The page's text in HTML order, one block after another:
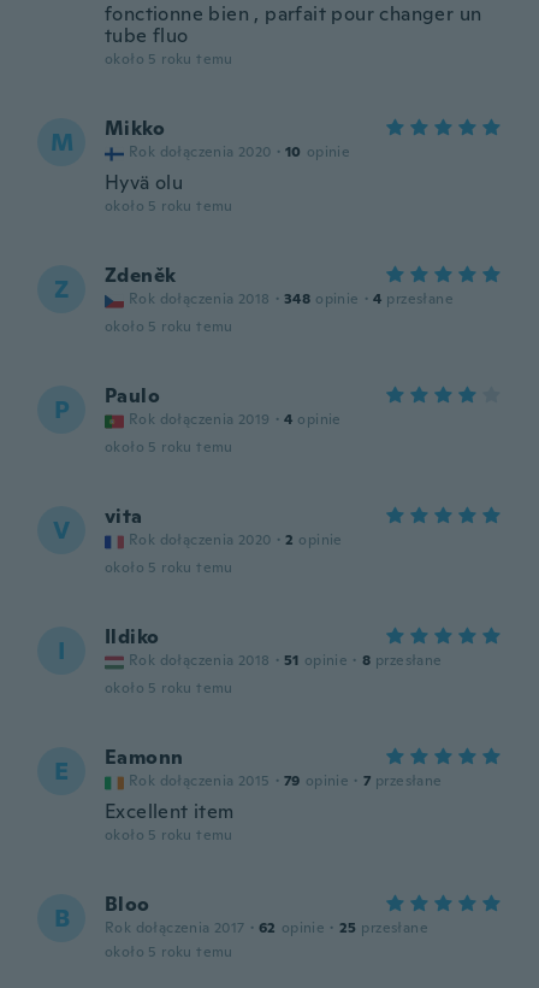
fonctionne bien , parfait pour changer un
tube fluo
około 5 roku temu
M Mikko
Rok dołączenia 2020 · 10 opinie
Hyvä olu
około 5 roku temu
Z Zdeněk
Rok dołączenia 2018 · 348 opinie · 4 przesłane
około 5 roku temu
P Paulo
Rok dołączenia 2019 · 4 opinie
około 5 roku temu
V vita
Rok dołączenia 2020 · 2 opinie
około 5 roku temu
I Ildiko
Rok dołączenia 2018 · 51 opinie · 8 przesłane
około 5 roku temu
E Eamonn
Rok dołączenia 2015 · 79 opinie · 7 przesłane
Excellent item
około 5 roku temu
B Bloo
Rok dołączenia 2017 · 62 opinie · 25 przesłane
około 5 roku temu